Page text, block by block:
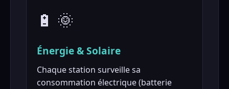
🔋 🌞
Énergie & Solaire
Chaque station surveille sa
consommation électrique (batterie